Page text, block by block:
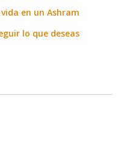
vida en un Ashram
lo que deseas